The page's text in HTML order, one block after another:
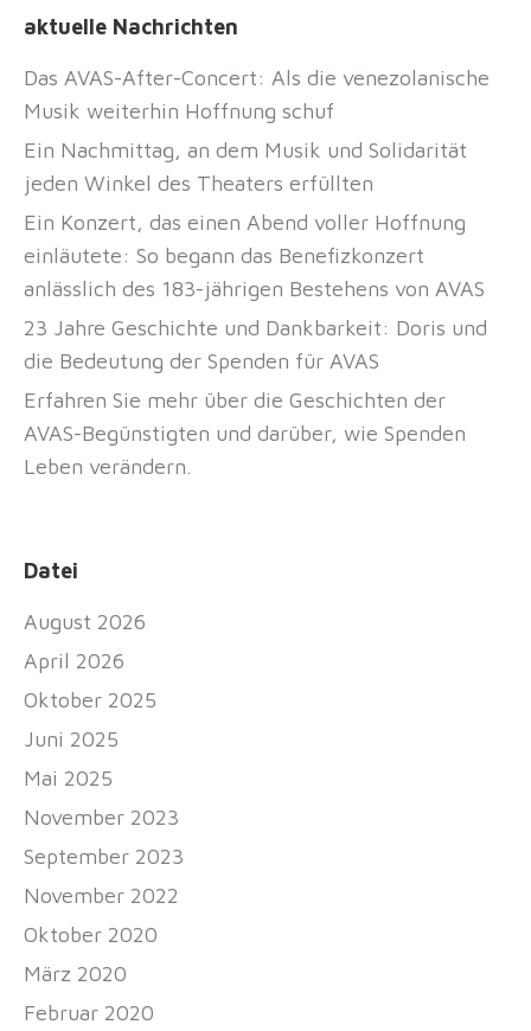
aktuelle Nachrichten
Das AVAS-After-Concert: Als die venezolanische
Musik weiterhin Hoffnung schuf
Ein Nachmittag, an dem Musik und Solidarität
jeden Winkel des Theaters erfüllten
Ein Konzert, das einen Abend voller Hoffnung
einläutete: So begann das Benefizkonzert
anlässlich des 183-jährigen Bestehens von AVAS
23 Jahre Geschichte und Dankbarkeit: Doris und
die Bedeutung der Spenden für AVAS
Erfahren Sie mehr über die Geschichten der
AVAS-Begünstigten und darüber, wie Spenden
Leben verändern.
Datei
August 2026
April 2026
Oktober 2025
Juni 2025
Mai 2025
November 2023
September 2023
November 2022
Oktober 2020
März 2020
Februar 2020